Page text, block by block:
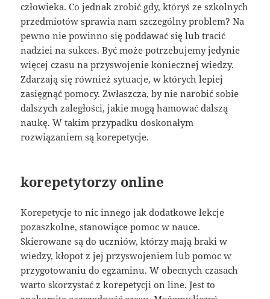
człowieka. Co jednak zrobić gdy, któryś ze szkolnych
przedmiotów sprawia nam szczególny problem? Na
pewno nie powinno się poddawać się lub tracić
nadziei na sukces. Być może potrzebujemy jedynie
więcej czasu na przyswojenie koniecznej wiedzy.
Zdarzają się również sytuacje, w których lepiej
zasięgnąć pomocy. Zwłaszcza, by nie narobić sobie
dalszych zaległości, jakie mogą hamować dalszą
naukę. W takim przypadku doskonałym
rozwiązaniem są korepetycje.
korepetytorzy online
Korepetycje to nic innego jak dodatkowe lekcje
pozaszkolne, stanowiące pomoc w nauce.
Skierowane są do uczniów, którzy mają braki w
wiedzy, kłopot z jej przyswojeniem lub pomoc w
przygotowaniu do egzaminu. W obecnych czasach
warto skorzystać z korepetycji on line. Jest to